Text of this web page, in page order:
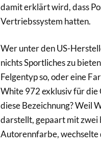
damit erklärt wird, dass
Vertriebssystem hatten.
Wer unter den US-
nichts Sportliches zu
Felgentyp so, oder eine
White 972 exklusiv für
diese Bezeichnung? Weil
darstellt, gepaart mit zwei
Autorennfarbe, wechselte